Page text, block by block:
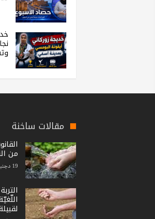
مقالات ساخنة
من النص95-
19 دجنبر، 2017